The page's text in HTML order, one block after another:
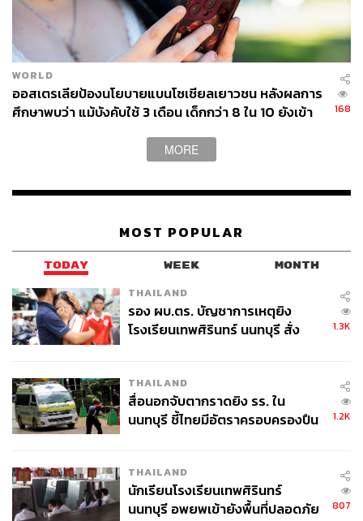
WORLD
ออสเตรเลียป้องนโยบายแบนโซเชียลเยาวชน หลังผลการ
ศึกษาพบว่า แม้บังคับใช้ 3 เดือน เด็กกว่า 8 ใน 10 ยังเข้า
168
MORE
MOST POPULAR
TODAY WEEK MONTH
THAILAND
รอง ผบ.ตร. บัญชาการเหตุยิง
โรงเรียนเทพศิรินทร์ นนทบุรี สั่ง
1.3K
THAILAND
สื่อนอกจับตากราดยิง รร. ใน
นนทบุรี ชี้ไทยมีอัตราครอบครองปืน
1.2K
THAILAND
นักเรียนโรงเรียนเทพศิรินทร์
นนทบุรี อพยพเข้ายังพื้นที่ปลอดภัย
807